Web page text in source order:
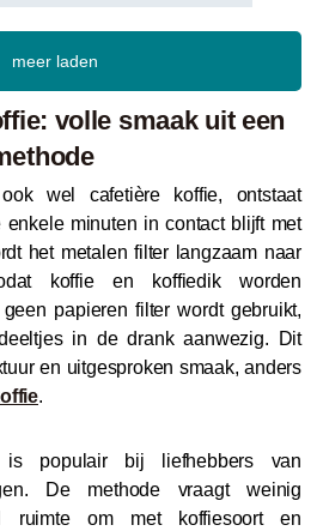
meer laden
volle smaak uit een
wel cafetière koffie, ontstaat
enkele minuten in contact blijft met
het metalen filter langzaam naar
koffie en koffiedik worden
papieren filter wordt gebruikt,
in de drank aanwezig. Dit
en uitgesproken smaak, anders
.
is populair bij liefhebbers van
De methode vraagt weinig
ruimte om met koffiesoort en